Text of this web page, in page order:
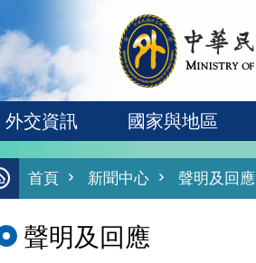
外交資訊 國家與地區
首頁 新聞中心 聲明及回應
聲明及回應